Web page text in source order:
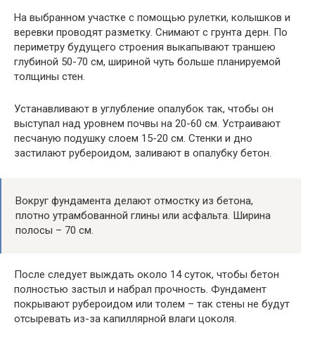
На выбранном участке с помощью рулетки, колышков и
веревки проводят разметку. Снимают с грунта дерн. По
периметру будущего строения выкапывают траншею
глубиной 50-70 см, шириной чуть больше планируемой
толщины стен.
Устанавливают в углубление опалубок так, чтобы он
выступал над уровнем почвы на 20-60 см. Устраивают
песчаную подушку слоем 15-20 см. Стенки и дно
застилают рубероидом, заливают в опалубку бетон.
Вокруг фундамента делают отмостку из бетона,
плотно утрамбованной глины или асфальта. Ширина
полосы – 70 см.
После следует выждать около 14 суток, чтобы бетон
полностью застыл и набрал прочность. Фундамент
покрывают рубероидом или толем – так стены не будут
отсыревать из-за капиллярной влаги цоколя.